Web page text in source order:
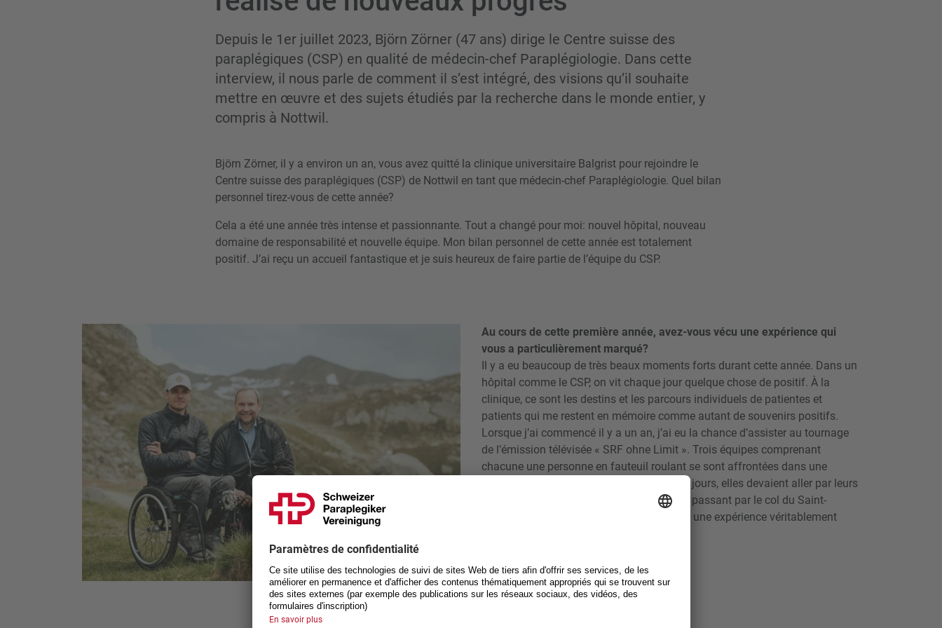
Depuis le 1er juillet 2023, Björn Zörner (47 ans) dirige le Centre suisse des
paraplégiques (CSP) en qualité de médecin-chef Paraplégiologie. Dans cette
interview, il nous parle de comment il s’est intégré, des visions qu’il souhaite
mettre en œuvre et des sujets étudiés par la recherche dans le monde entier, y
compris à Nottwil.
Björn Zörner, il y a environ un an, vous avez quitté la clinique universitaire Balgrist pour rejoindre le
Centre suisse des paraplégiques (CSP) de Nottwil en tant que médecin-chef Paraplégiologie. Quel bilan
personnel tirez-vous de cette année?
Cela a été une année très intense et passionnante. Tout a changé pour moi: nouvel hôpital, nouveau
domaine de responsabilité et nouvelle équipe. Mon bilan personnel de cette année est totalement
positif. J’ai reçu un accueil fantastique et je suis heureux de faire partie de l’équipe du CSP.
Au cours de cette première année, avez-vous vécu une expérience qui
vous a particulièrement marqué?
Il y a eu beaucoup de très beaux moments forts durant cette année. Dans un
hôpital comme le CSP, on vit chaque jour quelque chose de positif. À la
clinique, ce sont les destins et les parcours individuels de patientes et
patients qui me restent en mémoire comme autant de souvenirs positifs.
Lorsque j’ai commencé il y a un an, j’ai eu la chance d’assister au tournage
de l’émission télévisée « SRF ohne Limit ». Trois équipes comprenant
chacune une personne en fauteuil roulant se sont affrontées dans une
course à travers les Alpes suisses. En cinq jours, elles devaient aller par leurs
propres moyens de Göschenen à Airolo en passant par le col du Saint-
Gothard. Participer à cette production était une expérience véritablement